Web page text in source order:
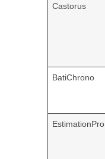
Castorus
BatiChrono
EstimationPro